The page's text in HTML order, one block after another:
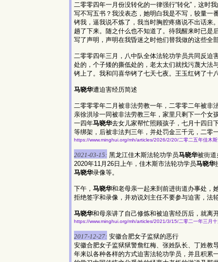
二零零四年一月份没转化的一律强行“转化”，这时
写不写五书？我没表态，她明白我是不写，较量一
铐我，逼我说不炼了，我当时胸腔疼痛说不出话来
趟了下来。随之什么也不知道了。待我醒来时已是
写了声明，声明在我昏迷之时他们替我做的这些全
二零零四年三月，八中队全体法轮功学员共同反迫
处的，个子矮的撕低处的，老太太们就找污蔑大法
铐上了。我和闫喜华铐了七天七夜。王玉红铐了十
马晓华遭迫害经历简述
二零零零年二月被非法劳教一年，二零零二年被非
亲徐洪珍一同被非法劳教三年，家里只剩下一个女
一四年马晓华去女儿家帮忙照顾孩子，七月十四日
等绑架，后被非法判三年，并处罚金三千元，二零
https://www.minghui.org/mh/articles/2026/2/20/二零二五年佳木
2021-03-15: 黑龙江佳木斯法轮功学员马晓华被街道
2020年11月26日上午，佳木斯市法轮功学员马晓华
马晓华录像等。
下午， 马晓华和老母亲一起来到前进街道办事处，
拒绝签字和录像，并劝说刘主任不要参与迫害，法
马晓华和母亲讲了自己修炼和被迫害经历后，就离
https://www.minghui.org/mh/articles/2021/3/15/二零二一年三月
2017-12-27: 安徽合肥女子监狱的恶行
安徽合肥女子监狱狱警詹红梅、张姓队长、丁姓教
年来以各种各样的方式迫害法轮功学员，并且积累